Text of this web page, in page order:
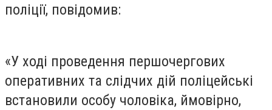
поліції, повідомив:
«У ході проведення першочергових
оперативних та слідчих дій поліцейські
встановили особу чоловіка, ймовірно,